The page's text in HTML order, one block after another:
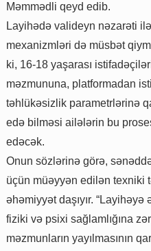
Məmmədli qeyd edib.
Layihədə valideyn nəzarəti
mexanizmləri də müsbət
ki, 16-18 yaşarası
məzmununa, platformadan
təhlükəsizlik parametrlərinə
edə bilməsi ailələrin bu
edəcək.
Onun sözlərinə görə,
üçün müəyyən edilən texniki
əhəmiyyət daşıyır.
fiziki və psixi sağlamlığına
məzmunların yayılmasının